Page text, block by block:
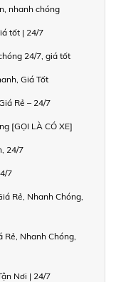
nhanh chóng
tốt | 24/7
24/7, giá tốt
Giá Tốt
Rẻ – 24/7
[GỌI LÀ CÓ XE]
24/7
7
Rẻ, Nhanh Chóng,
Rẻ, Nhanh Chóng,
Nơi | 24/7